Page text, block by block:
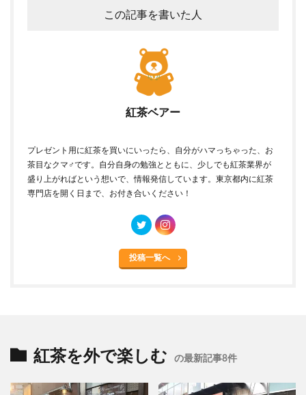
この記事を書いた人
紅茶ベアー
プレゼント用に紅茶を買いにいったら、自分がハマっちゃった、お
茶目なクマ♂です。自分自身の勉強とともに、少しでも紅茶業界が
盛り上がればという想いで、情報発信しています。東京都内に紅茶
専門店を開く日まで、お付き合いください！
投稿一覧へ
紅茶を外で楽しむ の最新記事8件